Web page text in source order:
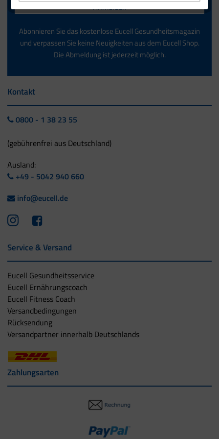
Anmelden
Abonnieren Sie das kostenlose Eucell Gesundheitsmagazin
und verpassen Sie keine Neuigkeiten aus dem Eucell Shop.
Die Abmeldung ist jederzeit möglich.
Kontakt
0800 - 1 38 23 55
(gebührenfrei aus Deutschland)
Ausland:
+49 - 5042 940 660
info@eucell.de
Service & Versand
Eucell Gesundheitsservice
Eucell Ernährungscoach
Eucell Fitness Coach
Versandbedingungen
Rücksendung
Versandpartner innerhalb Deutschlands
Zahlungsarten